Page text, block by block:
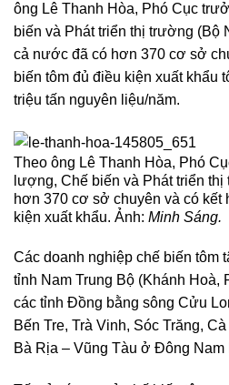
ông Lê Thanh Hòa, Phó Cục
biến và Phát triển thị trường (Bộ
cả nước đã có hơn 370 cơ sở
biến tôm đủ điều kiện xuất khẩu
triệu tấn nguyên liệu/năm.
Theo ông Lê Thanh Hòa, Phó
lượng, Chế biến và Phát triển
hơn 370 cơ sở chuyên và có kết
kiện xuất khẩu. Ảnh: Minh Sáng.
Các doanh nghiệp chế biến tôm
tỉnh Nam Trung Bộ (Khánh Hoà,
các tỉnh Đồng bằng sông Cửu
Bến Tre, Trà Vinh, Sóc Trăng,
Bà Rịa – Vũng Tàu ở Đông Nam